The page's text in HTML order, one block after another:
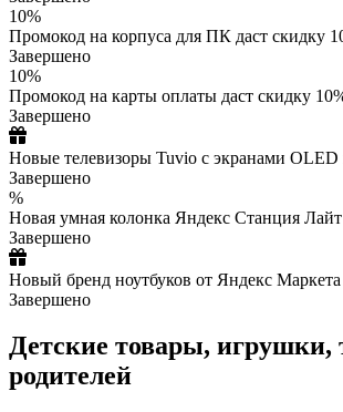
10%
Промокод на корпуса для ПК даст скидку
Завершено
10%
Промокод на карты оплаты даст скидку
Завершено
Новые телевизоры Tuvio с экранами
Завершено
%
Новая умная колонка Яндекс Станция
Завершено
Новый бренд ноутбуков от Яндекс
Завершено
Детские товары, игрушки,
родителей